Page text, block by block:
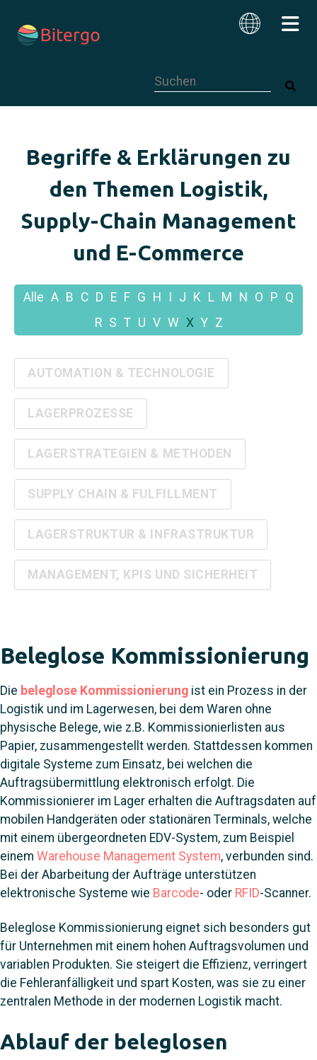
Begriffe & Erklärungen zu
den Themen Logistik,
Supply-Chain Management
und E-Commerce
Alle A B C D E F G H J K L M N O P Q
R S T U V W X Y Z
AUTOMATION & TECHNOLOGIE
LAGERPROZESSE
LAGERSTRATEGIEN & METHODEN
SUPPLY CHAIN & FULFILLMENT
LAGERSTRUKTUR & INFRASTRUKTUR
MANAGEMENT, KPIS UND SICHERHEIT
Beleglose Kommissionierung
Die beleglose Kommissionierung ist ein Prozess in der
Logistik und im Lagerwesen, bei dem Waren ohne
physische Belege, wie z.B. Kommissionierlisten aus
Papier, zusammengestellt werden. Stattdessen kommen
digitale Systeme zum Einsatz, bei welchen die
Auftragsübermittlung elektronisch erfolgt. Die
Kommissionierer im Lager erhalten die Auftragsdaten auf
mobilen Handgeräten oder stationären Terminals, welche
mit einem übergeordneten EDV-System, zum Beispiel
einem Warehouse Management System, verbunden sind.
Bei der Abarbeitung der Aufträge unterstützen
elektronische Systeme wie Barcode- oder RFID-Scanner.
Beleglose Kommissionierung eignet sich besonders gut
für Unternehmen mit einem hohen Auftragsvolumen und
variablen Produkten. Sie steigert die Effizienz, verringert
die Fehleranfälligkeit und spart Kosten, was sie zu einer
zentralen Methode in der modernen Logistik macht.
Ablauf der beleglosen